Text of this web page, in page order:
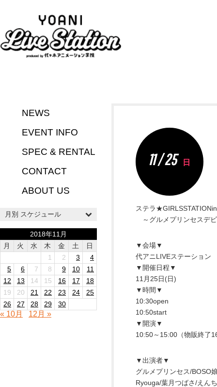
NEWS
EVENT INFO
SPEC & RENTAL
CONTACT
ABOUT US
月別 スケジュール
2018年11月
月
火 水 木 金 土
日
1
2 3
4
5
6 7 8 9 10
11
12
13 14 15 16 17
18
19
20 21 22 23 24
25
26
27 28 29 30
« 10月 12月 »
11 / 25 日
ステラ
～グルメプリンセスデ
▼会場▼
代アニLIVEステーション
▼開催日程▼
11月25日(日)
▼時間▼
10:30open
10:50start
▼開演▼
10:50～15:00（物販終了
▼出演者▼
グルメプリンセス/BOSO
Ryouga/葉月つばさ/えん